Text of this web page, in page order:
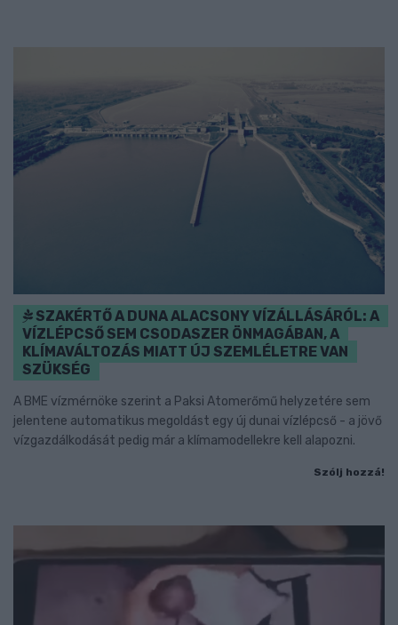
SZAKÉRTŐ A DUNA ALACSONY VÍZÁLLÁSÁRÓL: A
VÍZLÉPCSŐ SEM CSODASZER ÖNMAGÁBAN, A
KLÍMAVÁLTOZÁS MIATT ÚJ SZEMLÉLETRE VAN
SZÜKSÉG
A BME vízmérnöke szerint a Paksi Atomerőmű helyzetére sem
jelentene automatikus megoldást egy új dunai vízlépcső - a jövő
vízgazdálkodását pedig már a klímamodellekre kell alapozni.
Szólj hozzá!